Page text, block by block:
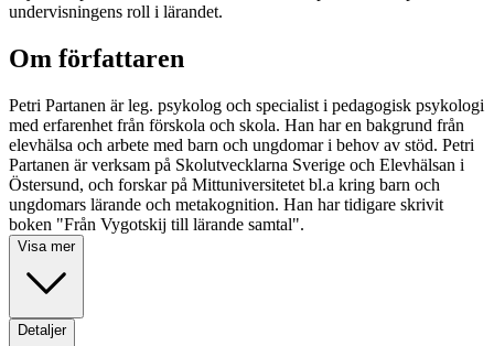
undervisningens roll i lärandet.
Om författaren
Petri Partanen är leg. psykolog och specialist i pedagogisk psykologi
med erfarenhet från förskola och skola. Han har en bakgrund från
elevhälsa och arbete med barn och ungdomar i behov av stöd. Petri
Partanen är verksam på Skolutvecklarna Sverige och Elevhälsan i
Östersund, och forskar på Mittuniversitetet bl.a kring barn och
ungdomars lärande och metakognition. Han har tidigare skrivit
boken "Från Vygotskij till lärande samtal".
Visa mer
Detaljer